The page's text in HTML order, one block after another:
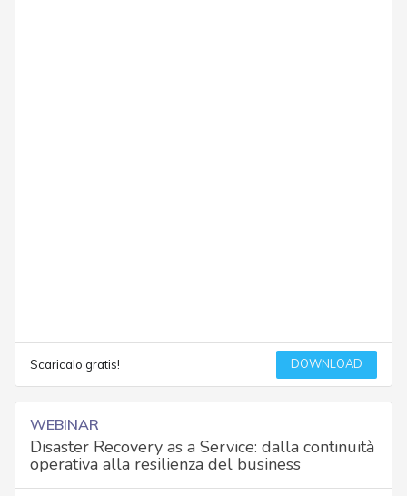
Scaricalo gratis! DOWNLOAD
WEBINAR
Disaster Recovery as a Service: dalla continuità
operativa alla resilienza del business